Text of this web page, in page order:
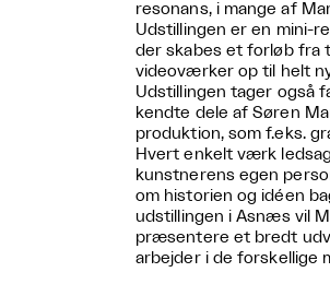
resonans, i mange af
Udstillingen er en mini-
der skabes et forløb fra
videoværker op til helt
Udstillingen tager også
kendte dele af Søren
produktion, som f.eks.
Hvert enkelt værk
kunstnerens egen
om historien og idéen
udstillingen i Asnæs vil
præsentere et bredt
arbejder i de forskellige